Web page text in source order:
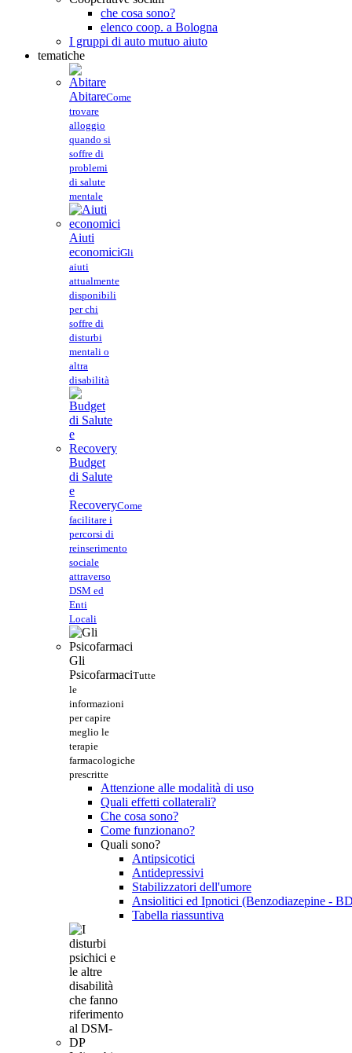
che cosa sono?
elenco coop. a Bologna
I gruppi di auto mutuo aiuto
tematiche
AbitareCome
trovare
alloggio
quando si
soffre di
problemi
di salute
mentale
Aiuti
economiciGli
aiuti
attualmente
disponibili
per chi
soffre di
disturbi
mentali o
altra
disabilità
Budget
di Salute
e
RecoveryCome
facilitare i
percorsi di
reinserimento
sociale
attraverso
DSM ed
Enti
Locali
Gli
PsicofarmaciTutte
le
informazioni
per capire
meglio le
terapie
farmacologiche
prescritte
Attenzione alle modalità di uso
Quali effetti collaterali?
Che cosa sono?
Come funzionano?
Quali sono?
Antipsicotici
Antidepressivi
Stabilizzatori dell'umore
Ansiolitici ed Ipnotici (Benzodiazepine -
Tabella riassuntiva